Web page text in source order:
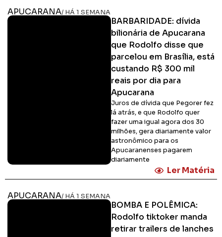
APUCARANA/ HÁ 1 SEMANA
BARBARIDADE: dívida
bilionária de Apucarana
que Rodolfo disse que
parcelou em Brasília, está
custando R$ 300 mil
reais por dia para
Apucarana
Juros de dívida que Pegorer fez
lá atrás, e que Rodolfo quer
fazer uma igual agora dos 30
milhões, gera diariamente valor
astronômico para os
Apucaranenses pagarem
diariamente
Ler Matéria
APUCARANA/ HÁ 1 SEMANA
BOMBA E POLÊMICA:
Rodolfo tiktoker manda
retirar trailers de lanches